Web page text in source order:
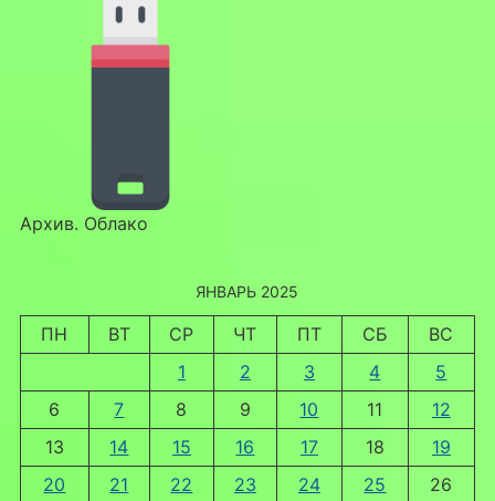
Архив. Облако
ЯНВАРЬ 2025
ПН ВТ СР ЧТ ПТ СБ
ВС
1
2 3 4
5
6
7 8 9 10 11
12
13
14 15 16 17 18
19
20
21 22 23 24 25 26